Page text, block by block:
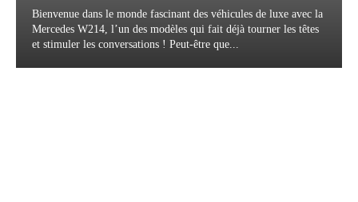
Bienvenue dans le monde fascinant des véhicules de luxe avec la
Mercedes W214, l’un des modèles qui fait déjà tourner les têtes
et stimuler les conversations ! Peut-être que...